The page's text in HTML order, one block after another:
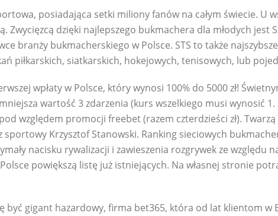
posiadająca setki miliony fanów na całym świecie. U
Zwycięzcą dzięki najlepszego bukmachera dla młodych jest
branży bukmacherskiego w Polsce. STS to także
piłkarskich, siatkarskich, hokejowych, tenisowych, lub
wpłaty w Polsce, który wynosi 100% do 5000 zł!
wartość 3 zdarzenia (kurs wszelkiego musi wynosić
względem promocji freebet (razem czterdzieści zł).
sportowy Krzysztof Stanowski. Ranking sieciowych
nacisku rywalizacji i zawieszenia rozgrywek ze względu
powiększą listę już istniejących. Na własnej stronie
być gigant hazardowy, firma bet365, która od lat klientom w